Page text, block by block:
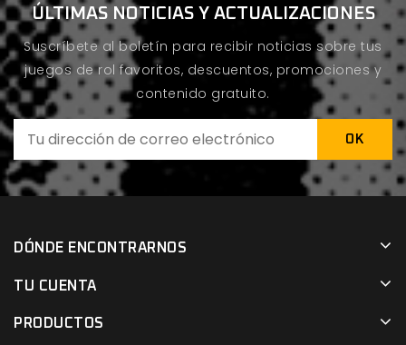
ÚLTIMAS NOTICIAS Y ACTUALIZACIONES
Suscríbete al boletín para recibir noticias sobre tus
juegos de rol favoritos, descuentos, promociones y
contenido gratuito.
DÓNDE ENCONTRARNOS
TU CUENTA
PRODUCTOS